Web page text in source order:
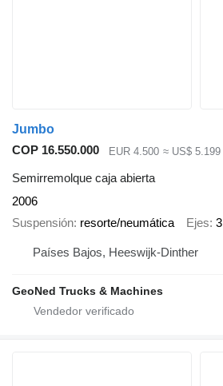
Jumbo
COP 16.550.000
EUR 4.500 ≈ US$ 5.199
Semirremolque caja abierta
2006
Suspensión resorte/neumática Ejes 3
Países Bajos, Heeswijk-Dinther
GeoNed Trucks & Machines